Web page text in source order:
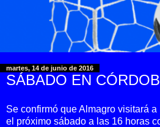
martes, 14 de junio de 2016
SÁBADO EN
Se confirmó que Almagro visitará
el próximo sábado a las 16 horas